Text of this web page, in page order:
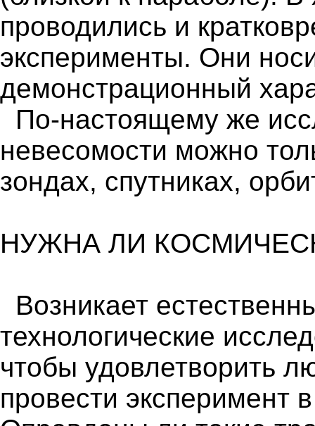
проводились и
эксперименты. Они
демонстрационный
По-настоящему же
невесомости можно
зондах, спутниках,
НУЖНА ЛИ
Возникает
технологические
чтобы удовлетворить
провести эксперимент